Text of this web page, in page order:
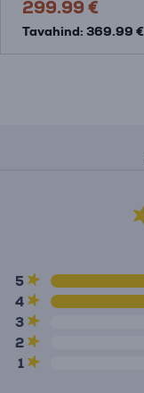
299.99 €
Tavahind: 369.99 €
5
4
3
2
1